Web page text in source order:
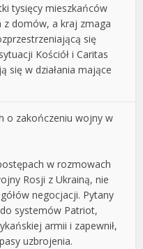
tysięcy mieszkańców
z domów, a kraj zmaga
się
Kościół i Caritas
się w działania mające
o zakończeniu wojny w
w rozmowach
Rosji z Ukrainą, nie
negocjacji. Pytany
systemów Patriot,
armii i zapewnił,
uzbrojenia.